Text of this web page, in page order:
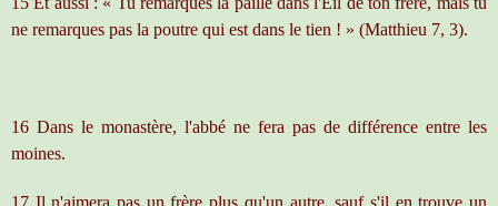
ne remarques pas la poutre qui est dans le tien ! » (Matthieu 7, 3).
16 Dans le monastère, l'abbé ne fera pas de différence entre les
moines.
17 Il n'aimera pas un frère plus qu'un autre, sauf s'il en trouve un